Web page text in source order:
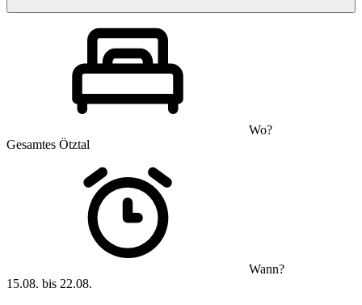
Wo?
Gesamtes Ötztal
Wann?
15.08. bis 22.08.